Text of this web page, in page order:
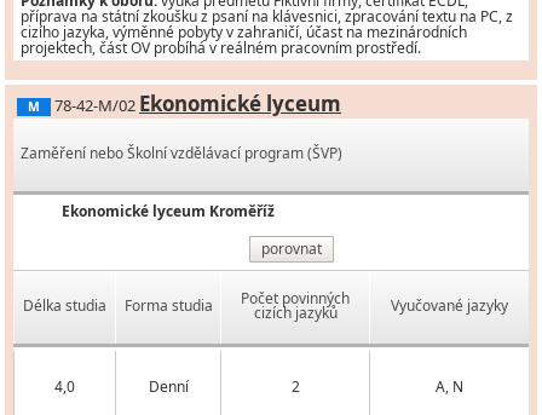
příprava na státní zkoušku z psaní na klávesnici, zpracování textu na PC, z
cizího jazyka, výměnné pobyty v zahraničí, účast na mezinárodních
projektech, část OV probíhá v reálném pracovním prostředí.
M 78-42-M/02 Ekonomické lyceum
Zaměření nebo Školní vzdělávací program (ŠVP)
Ekonomické lyceum Kroměříž
porovnat
Délka studia Forma studia Počet povinných
cizích jazyků Vyučované jazyky
4,0 Denní 2 A, N